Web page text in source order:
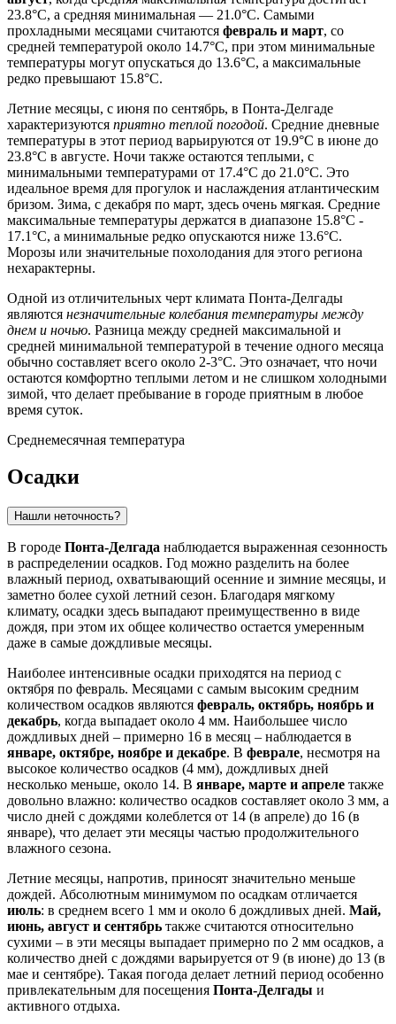
23.8°C, а средняя минимальная — 21.0°C. Самыми
прохладными месяцами считаются февраль и март, со
средней температурой около 14.7°C, при этом минимальные
температуры могут опускаться до 13.6°C, а максимальные
редко превышают 15.8°C.
Летние месяцы, с июня по сентябрь, в Понта-Делгаде
характеризуются приятно теплой погодой. Средние дневные
температуры в этот период варьируются от 19.9°C в июне до
23.8°C в августе. Ночи также остаются теплыми, с
минимальными температурами от 17.4°C до 21.0°C. Это
идеальное время для прогулок и наслаждения атлантическим
бризом. Зима, с декабря по март, здесь очень мягкая. Средние
максимальные температуры держатся в диапазоне 15.8°C -
17.1°C, а минимальные редко опускаются ниже 13.6°C.
Морозы или значительные похолодания для этого региона
нехарактерны.
Одной из отличительных черт климата Понта-Делгады
являются незначительные колебания температуры между
днем и ночью. Разница между средней максимальной и
средней минимальной температурой в течение одного месяца
обычно составляет всего около 2-3°C. Это означает, что ночи
остаются комфортно теплыми летом и не слишком холодными
зимой, что делает пребывание в городе приятным в любое
время суток.
Среднемесячная температура
Осадки
Нашли неточность?
В городе Понта-Делгада наблюдается выраженная сезонность
в распределении осадков. Год можно разделить на более
влажный период, охватывающий осенние и зимние месяцы, и
заметно более сухой летний сезон. Благодаря мягкому
климату, осадки здесь выпадают преимущественно в виде
дождя, при этом их общее количество остается умеренным
даже в самые дождливые месяцы.
Наиболее интенсивные осадки приходятся на период с
октября по февраль. Месяцами с самым высоким средним
количеством осадков являются февраль, октябрь, ноябрь и
декабрь, когда выпадает около 4 мм. Наибольшее число
дождливых дней – примерно 16 в месяц – наблюдается в
январе, октябре, ноябре и декабре. В феврале, несмотря на
высокое количество осадков (4 мм), дождливых дней
несколько меньше, около 14. В январе, марте и апреле также
довольно влажно: количество осадков составляет около 3 мм, а
число дней с дождями колеблется от 14 (в апреле) до 16 (в
январе), что делает эти месяцы частью продолжительного
влажного сезона.
Летние месяцы, напротив, приносят значительно меньше
дождей. Абсолютным минимумом по осадкам отличается
июль: в среднем всего 1 мм и около 6 дождливых дней. Май,
июнь, август и сентябрь также считаются относительно
сухими – в эти месяцы выпадает примерно по 2 мм осадков, а
количество дней с дождями варьируется от 9 (в июне) до 13 (в
мае и сентябре). Такая погода делает летний период особенно
привлекательным для посещения Понта-Делгады и
активного отдыха.